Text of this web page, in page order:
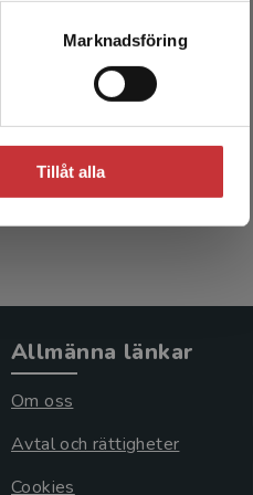
Marknadsföring
Tillåt alla
Allmänna länkar
Om oss
Avtal och rättigheter
Cookies